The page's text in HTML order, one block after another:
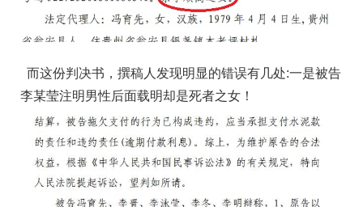
而这份判决书，撰稿人发现明显的错误有几处:一是被告
李某莹注明男性后面载明却是死者之女！